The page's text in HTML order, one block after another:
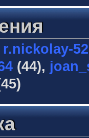
r.nickolay-
(44),